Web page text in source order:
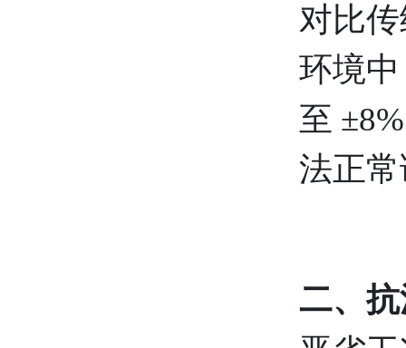
对比
环境
至
法正
二、